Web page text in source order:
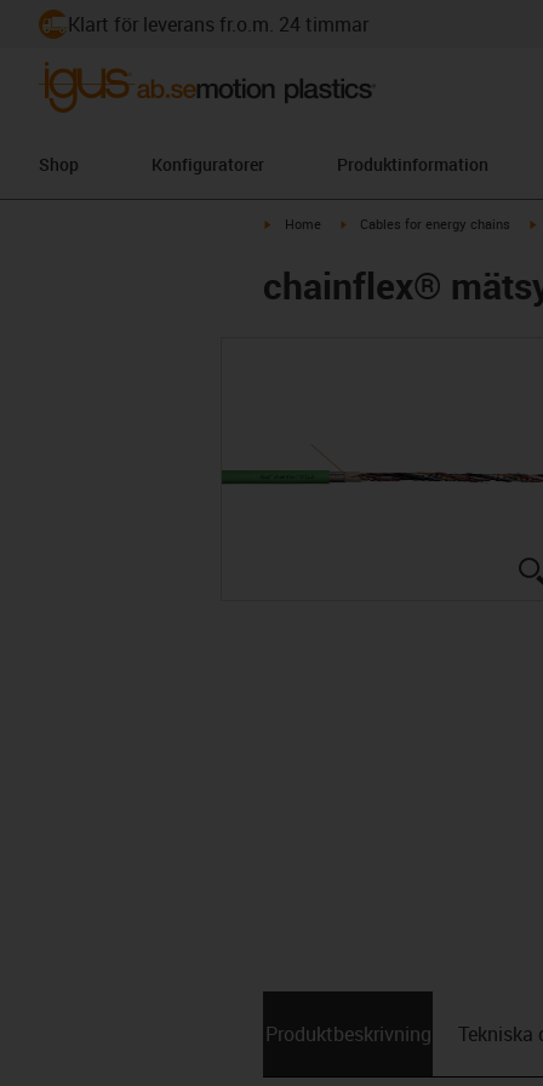
Klart för leverans fr.o.m. 24 timmar
Shop Konfiguratorer Produktinformation
igus-icon-arrow-right
Home igus-icon-arrow-right
Cables for energy chains
chainflex®
Produktbeskrivning Tekniska